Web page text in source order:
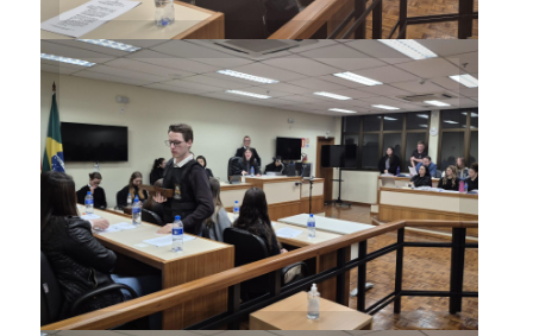
Alunos tiveram desempenho
exemplar no Júri Simulado